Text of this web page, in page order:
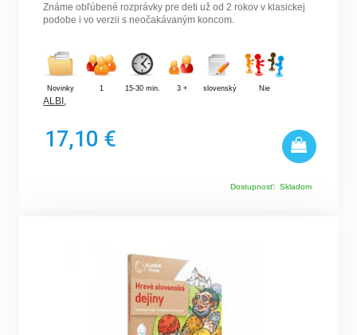
Známe obľúbené rozprávky pre deti už od 2 rokov v klasickej
podobe i vo verzii s neočakávaným koncom.
Novinky 1 15-30 min. 3 + slovenský Nie
ALBI ,
17,10 €
Dostupnosť: Skladom